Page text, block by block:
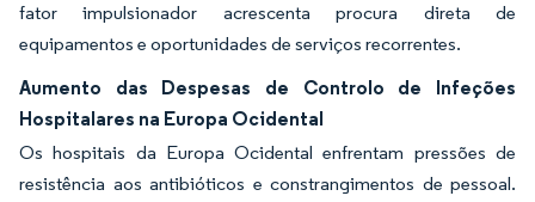
fator impulsionador acrescenta procura direta de
equipamentos e oportunidades de serviços recorrentes.
Aumento das Despesas de Controlo de Infeções
Hospitalares na Europa Ocidental
Os hospitais da Europa Ocidental enfrentam pressões de
resistência aos antibióticos e constrangimentos de pessoal.